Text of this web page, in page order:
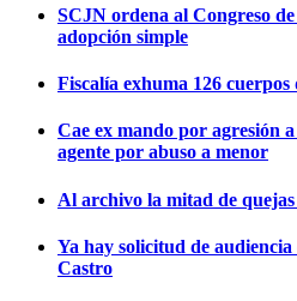
SCJN ordena al Congreso
adopción simple
Fiscalía exhuma 126 cuerpos
Cae ex mando por agresión
agente por abuso a menor
Al archivo la mitad de
Ya hay solicitud de
Castro